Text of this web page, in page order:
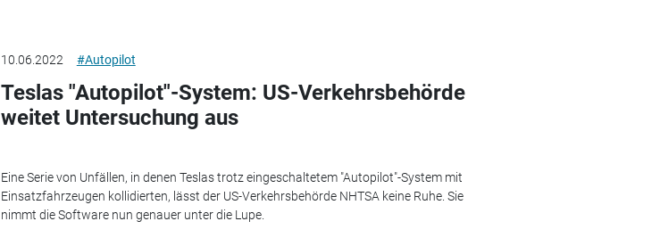
10.06.2022 #Autopilot
Teslas "Autopilot"-System: US-Verkehrsbehörde
weitet Untersuchung aus
Eine Serie von Unfällen, in denen Teslas trotz eingeschaltetem "Autopilot"-System mit
Einsatzfahrzeugen kollidierten, lässt der US-Verkehrsbehörde NHTSA keine Ruhe. Sie
nimmt die Software nun genauer unter die Lupe.